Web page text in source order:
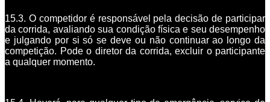
15.3. O competidor é responsável pela decisão de participar
da corrida, avaliando sua condição física e seu desempenho
e julgando por si só se deve ou não continuar ao longo da
competição. Pode o diretor da corrida, excluir o participante
a qualquer momento.